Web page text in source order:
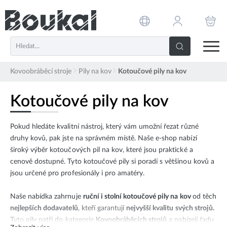
Kovoobráběcí stroje Pily na kov Kotoučové pily na kov
Kotoučové pily na kov
Pokud hledáte kvalitní nástroj, který vám umožní řezat různé
druhy kovů, pak jste na správném místě. Naše e-shop nabízí
široký výběr kotoučových pil na kov, které jsou praktické a
cenově dostupné. Tyto kotoučové pily si poradí s většinou kovů a
jsou určené pro profesionály i pro amatéry.
Naše nabídka zahrnuje ruční i stolní kotoučové pily na kov od těch
nejlepších dodavatelů, kteří garantují nejvyšší kvalitu svých strojů.
Tyto pily patří do kategorie Kovoobráběcích strojů a nabízejí řadu